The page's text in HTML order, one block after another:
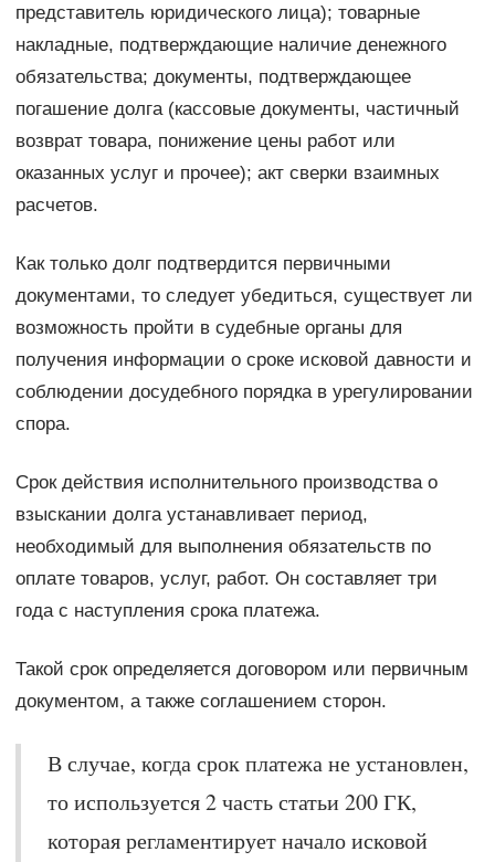
представитель юридического лица); товарные
накладные, подтверждающие наличие денежного
обязательства; документы, подтверждающее
погашение долга (кассовые документы, частичный
возврат товара, понижение цены работ или
оказанных услуг и прочее); акт сверки взаимных
расчетов.
Как только долг подтвердится первичными
документами, то следует убедиться, существует ли
возможность пройти в судебные органы для
получения информации о сроке исковой давности и
соблюдении досудебного порядка в урегулировании
спора.
Срок действия исполнительного производства о
взыскании долга устанавливает период,
необходимый для выполнения обязательств по
оплате товаров, услуг, работ. Он составляет три
года с наступления срока платежа.
Такой срок определяется договором или первичным
документом, а также соглашением сторон.
В случае, когда срок платежа не установлен,
то используется 2 часть статьи 200 ГК,
которая регламентирует начало исковой